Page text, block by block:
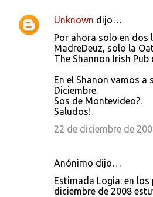
Unknown dijo…
Por ahora solo en dos
MadreDeuz, solo la
The Shannon Irish Pub
En el Shanon vamos a
Diciembre.
Sos de Montevideo?.
Saludos!
22 de diciembre de
Anónimo dijo…
Estimada Logia: en
diciembre de 2008